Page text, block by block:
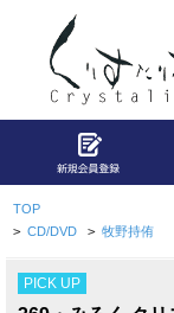
TOP
> CD/DVD > 牧野持侑
PICK UP